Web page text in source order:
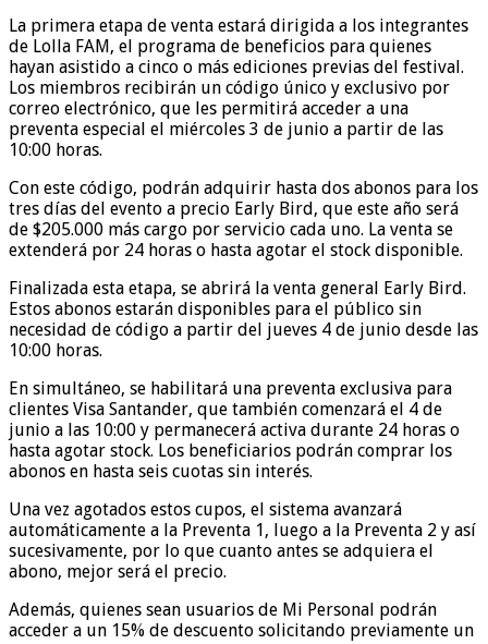
La primera etapa de venta estará dirigida a los integrantes
de Lolla FAM, el programa de beneficios para quienes
hayan asistido a cinco o más ediciones previas del festival.
Los miembros recibirán un código único y exclusivo por
correo electrónico, que les permitirá acceder a una
preventa especial el miércoles 3 de junio a partir de las
10:00 horas.
Con este código, podrán adquirir hasta dos abonos para los
tres días del evento a precio Early Bird, que este año será
de $205.000 más cargo por servicio cada uno. La venta se
extenderá por 24 horas o hasta agotar el stock disponible.
Finalizada esta etapa, se abrirá la venta general Early Bird.
Estos abonos estarán disponibles para el público sin
necesidad de código a partir del jueves 4 de junio desde las
10:00 horas.
En simultáneo, se habilitará una preventa exclusiva para
clientes Visa Santander, que también comenzará el 4 de
junio a las 10:00 y permanecerá activa durante 24 horas o
hasta agotar stock. Los beneficiarios podrán comprar los
abonos en hasta seis cuotas sin interés.
Una vez agotados estos cupos, el sistema avanzará
automáticamente a la Preventa 1, luego a la Preventa 2 y así
sucesivamente, por lo que cuanto antes se adquiera el
abono, mejor será el precio.
Además, quienes sean usuarios de Mi Personal podrán
acceder a un 15% de descuento solicitando previamente un